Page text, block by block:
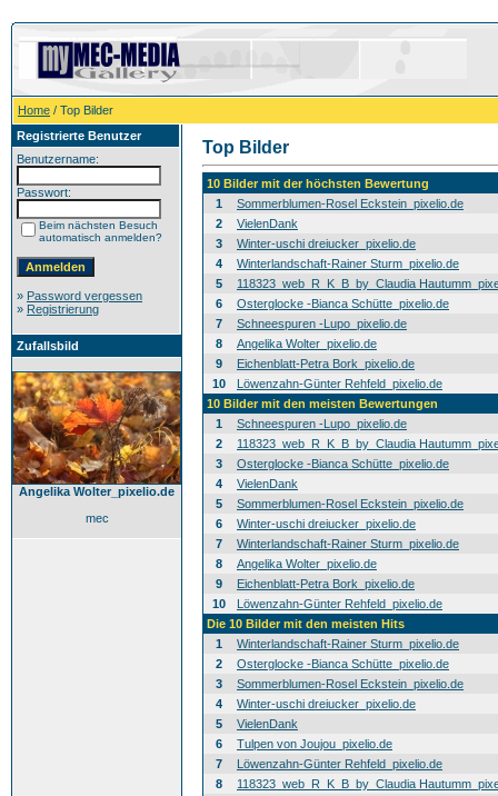
Home / Top Bilder
Registrierte Benutzer
Benutzername:
Passwort:
Beim nächsten Besuch
automatisch anmelden?
» Password vergessen
» Registrierung
Zufallsbild
Angelika Wolter_pixelio.de
mec
Top Bilder
10 Bilder mit der höchsten Bewertung
1
Sommerblumen-Rosel Eckstein_pixelio.de
2
VielenDank
3
Winter-uschi dreiucker_pixelio.de
4
Winterlandschaft-Rainer Sturm_pixelio.de
5
118323_web_R_K_B_by_Claudia
6
Osterglocke -Bianca Schütte_pixelio.de
7
Schneespuren -Lupo_pixelio.de
8
Angelika Wolter_pixelio.de
9
Eichenblatt-Petra Bork_pixelio.de
10
Löwenzahn-Günter Rehfeld_pixelio.de
10 Bilder mit den meisten Bewertungen
1
Schneespuren -Lupo_pixelio.de
2
118323_web_R_K_B_by_Claudia
3
Osterglocke -Bianca Schütte_pixelio.de
4
VielenDank
5
Sommerblumen-Rosel Eckstein_pixelio.de
6
Winter-uschi dreiucker_pixelio.de
7
Winterlandschaft-Rainer Sturm_pixelio.de
8
Angelika Wolter_pixelio.de
9
Eichenblatt-Petra Bork_pixelio.de
10
Löwenzahn-Günter Rehfeld_pixelio.de
Die 10 Bilder mit den meisten Hits
1
Winterlandschaft-Rainer Sturm_pixelio.de
2
Osterglocke -Bianca Schütte_pixelio.de
3
Sommerblumen-Rosel Eckstein_pixelio.de
4
Winter-uschi dreiucker_pixelio.de
5
VielenDank
6
Tulpen von Joujou_pixelio.de
7
Löwenzahn-Günter Rehfeld_pixelio.de
8
118323_web_R_K_B_by_Claudia